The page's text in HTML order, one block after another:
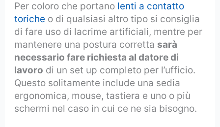
Per coloro che portano lenti a contatto
toriche o di qualsiasi altro tipo si consiglia
di fare uso di lacrime artificiali, mentre per
mantenere una postura corretta sarà
necessario fare richiesta al datore di
lavoro di un set up completo per l’ufficio.
Questo solitamente include una sedia
ergonomica, mouse, tastiera e uno o più
schermi nel caso in cui ce ne sia bisogno.